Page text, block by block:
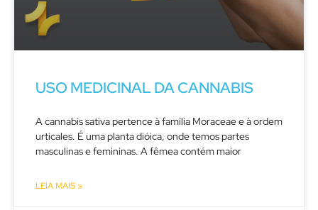
USO MEDICINAL DA CANNABIS
A cannabis sativa pertence à família Moraceae e à ordem
urticales. É uma planta dióica, onde temos partes
masculinas e femininas. A fêmea contém maior
LEIA MAIS »